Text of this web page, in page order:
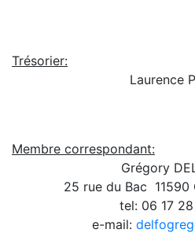
Trésorier:
Laurence
Membre correspondant:
Grégory
25 rue du Bac 
tel: 06 17
e-mail: